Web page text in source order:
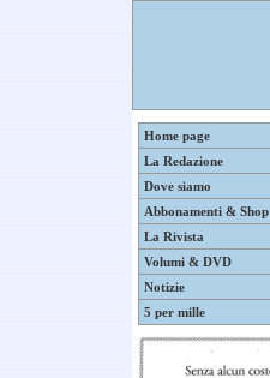
Home page
La Redazione
Dove siamo
Abbonamenti & Shop
La Rivista
Volumi & DVD
Notizie
5 per mille